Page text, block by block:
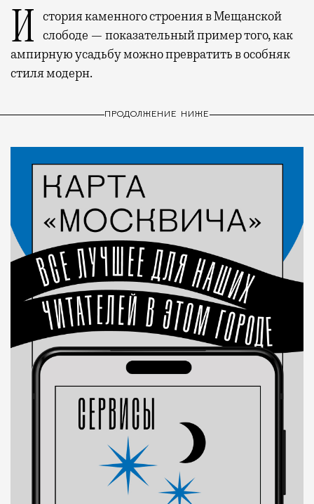
История каменного строения в Мещанской слободе — показательный пример того, как
ампирную усадьбу можно превратить в особняк
стиля модерн.
ПРОДОЛЖЕНИЕ НИЖЕ